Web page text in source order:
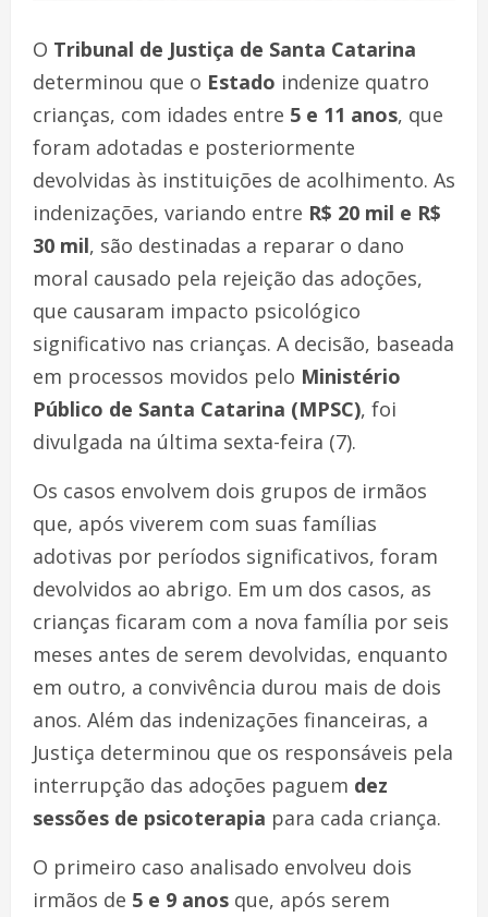
O Tribunal de Justiça de Santa Catarina
determinou que o Estado indenize quatro
crianças, com idades entre 5 e 11 anos, que
foram adotadas e posteriormente
devolvidas às instituições de acolhimento. As
indenizações, variando entre R$ 20 mil e R$
30 mil, são destinadas a reparar o dano
moral causado pela rejeição das adoções,
que causaram impacto psicológico
significativo nas crianças. A decisão, baseada
em processos movidos pelo Ministério
Público de Santa Catarina (MPSC), foi
divulgada na última sexta-feira (7).
Os casos envolvem dois grupos de irmãos
que, após viverem com suas famílias
adotivas por períodos significativos, foram
devolvidos ao abrigo. Em um dos casos, as
crianças ficaram com a nova família por seis
meses antes de serem devolvidas, enquanto
em outro, a convivência durou mais de dois
anos. Além das indenizações financeiras, a
Justiça determinou que os responsáveis pela
interrupção das adoções paguem dez
sessões de psicoterapia para cada criança.
O primeiro caso analisado envolveu dois
irmãos de 5 e 9 anos que, após serem